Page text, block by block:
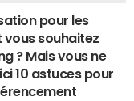
pour les
vous souhaitez
? Mais vous ne
10 astuces pour